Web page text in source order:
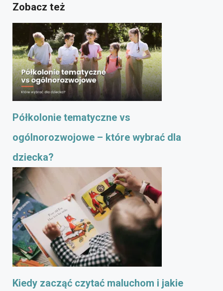
Zobacz też
Półkolonie tematyczne vs
ogólnorozwojowe – które wybrać dla
dziecka?
Kiedy zacząć czytać maluchom i jakie